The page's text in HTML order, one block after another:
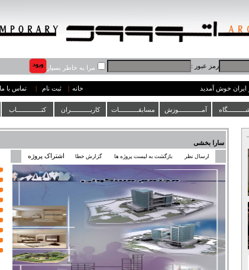
رمز عبور : مرا به خاطر بسپار
ایران خوش آمدید خانه ثبت نام تماس با ما
آمـــــــــــــوزش مسابقـــــــــــات کاربـــــــــــران کتــــــــــــــاب
سارا بخشی
ارسال نظر بازگشت به لیست پروژه ها گزارش خطا اشتراک پروژه